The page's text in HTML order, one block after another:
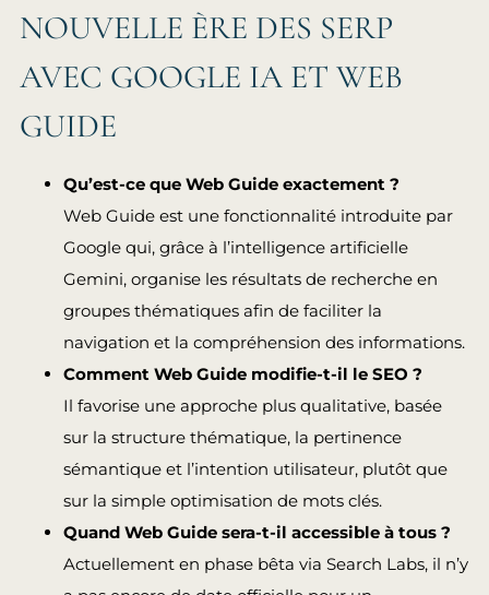
NOUVELLE ÈRE DES SERP
AVEC GOOGLE IA ET WEB
GUIDE
Qu’est-ce que Web Guide exactement ?
Web Guide est une fonctionnalité introduite par
Google qui, grâce à l’intelligence artificielle
Gemini, organise les résultats de recherche en
groupes thématiques afin de faciliter la
navigation et la compréhension des informations.
Comment Web Guide modifie-t-il le SEO ?
Il favorise une approche plus qualitative, basée
sur la structure thématique, la pertinence
sémantique et l’intention utilisateur, plutôt que
sur la simple optimisation de mots clés.
Quand Web Guide sera-t-il accessible à tous ?
Actuellement en phase bêta via Search Labs, il n’y